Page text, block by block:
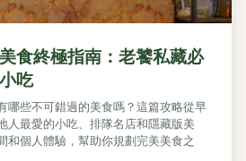
食終極指南：老饕私藏必
吃
哪些不可錯過的美食嗎？這篇攻略從早
人最愛的小吃、排隊名店和隱藏版美
和個人體驗，幫助你規劃完美美食之